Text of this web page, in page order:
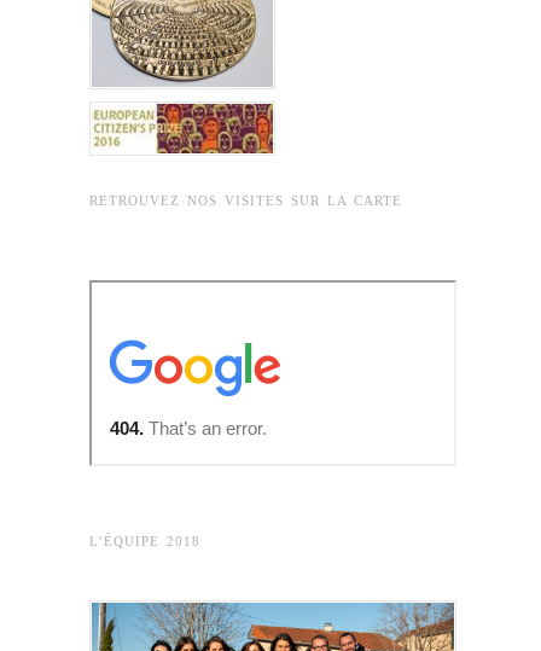
RETROUVEZ NOS VISITES SUR LA CARTE
L’ÉQUIPE 2018